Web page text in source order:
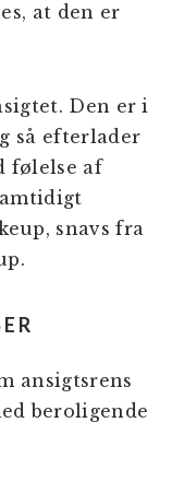
at den er
Den er i
så efterlader
følelse af
snavs fra
ansigtsrens
beroligende